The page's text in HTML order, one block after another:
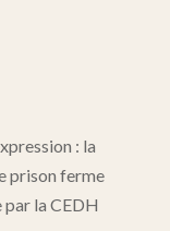
: la
prison ferme
la CEDH